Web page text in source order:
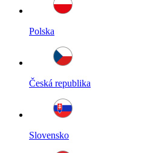
Polska
Česká republika
Slovensko